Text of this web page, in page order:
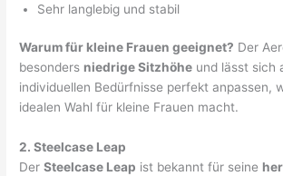
Sehr langlebig und stabil
Warum für kleine Frauen geeignet? Der
besonders niedrige Sitzhöhe und lässt sich
individuellen Bedürfnisse perfekt anpassen,
idealen Wahl für kleine Frauen macht.
2. Steelcase Leap
DerSteelcase Leap ist bekannt für seine